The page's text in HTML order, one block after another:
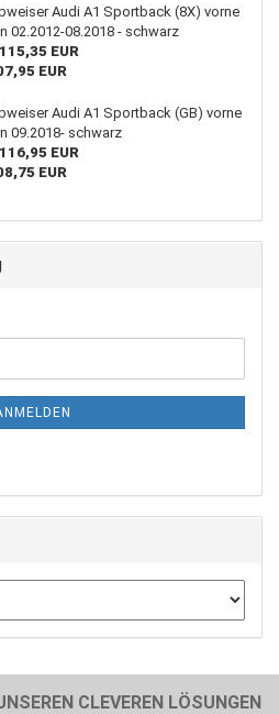
Audi A1 Sportback (8X) vorne
02.2012-08.2018 - schwarz
EUR
EUR
Audi A1 Sportback (GB) vorne
09.2018- schwarz
EUR
EUR
CLEVEREN LÖSUNGEN